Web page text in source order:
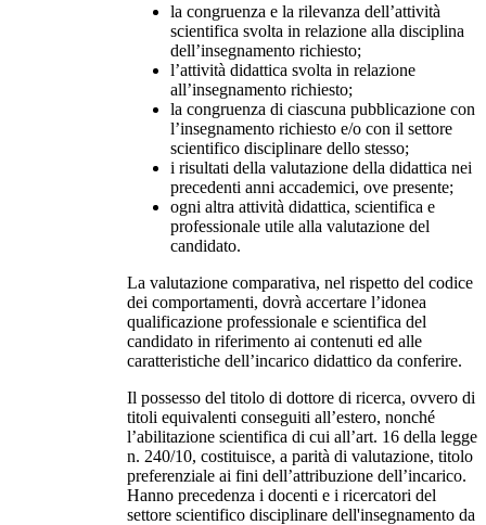
la congruenza e la rilevanza dell’attività
scientifica svolta in relazione alla disciplina
dell’insegnamento richiesto;
l’attività didattica svolta in relazione
all’insegnamento richiesto;
la congruenza di ciascuna pubblicazione con
l’insegnamento richiesto e/o con il settore
scientifico disciplinare dello stesso;
i risultati della valutazione della didattica nei
precedenti anni accademici, ove presente;
ogni altra attività didattica, scientifica e
professionale utile alla valutazione del
candidato.
La valutazione comparativa, nel rispetto del codice
dei comportamenti, dovrà accertare l’idonea
qualificazione professionale e scientifica del
candidato in riferimento ai contenuti ed alle
caratteristiche dell’incarico didattico da conferire.
Il possesso del titolo di dottore di ricerca, ovvero di
titoli equivalenti conseguiti all’estero, nonché
l’abilitazione scientifica di cui all’art. 16 della legge
n. 240/10, costituisce, a parità di valutazione, titolo
preferenziale ai fini dell’attribuzione dell’incarico.
Hanno precedenza i docenti e i ricercatori del
settore scientifico disciplinare dell'insegnamento da